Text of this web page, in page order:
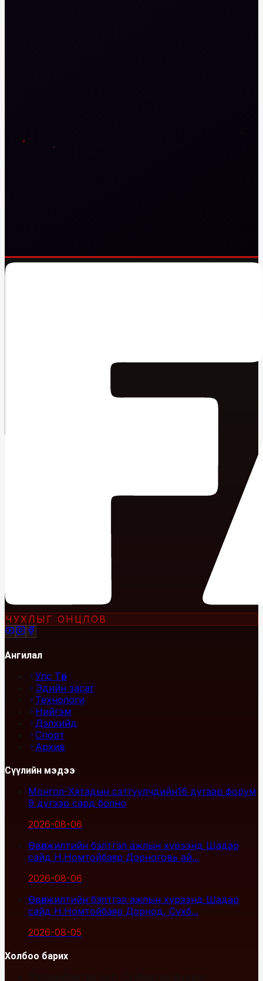
ЧУХЛЫГ ОНЦЛОВ
Ангилал
Улс Төр
Эдийн засаг
Технологи
Нийгэм
Дэлхийд
Спорт
Архив
Сүүлийн мэдээ
Монгол-Хятадын сэтгүүлчдийн16 дугаар форум
9 дүгээр сард болно
2026-08-06
Өвөлжилтийн бэлтгэл ажлын хүрээнд Шадар
сайд Н.Номтойбаяр Дорноговь ай...
2026-08-06
Өвөлжилтийн бэлтгэл ажлын хүрээнд Шадар
сайд Н.Номтойбаяр Дорнод, Сүхб...
2026-08-05
Холбоо барих